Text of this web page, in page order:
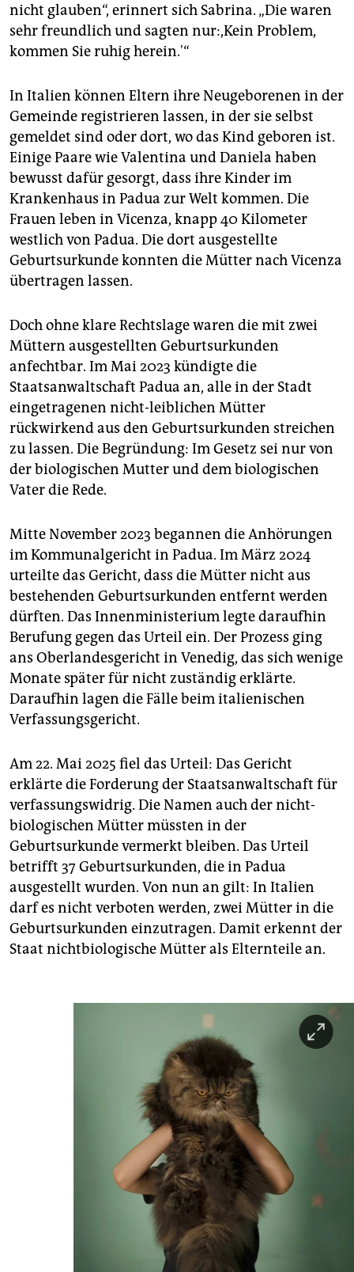
nicht glauben“, erinnert sich Sabrina. „Die waren
sehr freundlich und sagten nur:,Kein Problem,
kommen Sie ruhig herein.'“
In Italien können Eltern ihre Neugeborenen in der
Gemeinde registrieren lassen, in der sie selbst
gemeldet sind oder dort, wo das Kind geboren ist.
Einige Paare wie Valentina und Daniela haben
bewusst dafür gesorgt, dass ihre Kinder im
Krankenhaus in Padua zur Welt kommen. Die
Frauen leben in Vicenza, knapp 40 Kilometer
westlich von Padua. Die dort ausgestellte
Geburtsurkunde konnten die Mütter nach Vicenza
übertragen lassen.
Doch ohne klare Rechtslage waren die mit zwei
Müttern ausgestellten Geburtsurkunden
anfechtbar. Im Mai 2023 kündigte die
Staatsanwaltschaft Padua an, alle in der Stadt
eingetragenen nicht-leiblichen Mütter
rückwirkend aus den Geburtsurkunden streichen
zu lassen. Die Begründung: Im Gesetz sei nur von
der biologischen Mutter und dem biologischen
Vater die Rede.
Mitte November 2023 begannen die Anhörungen
im Kommunalgericht in Padua. Im März 2024
urteilte das Gericht, dass die Mütter nicht aus
bestehenden Geburtsurkunden entfernt werden
dürften. Das Innenministerium legte daraufhin
Berufung gegen das Urteil ein. Der Prozess ging
ans Oberlandesgericht in Venedig, das sich wenige
Monate später für nicht zuständig erklärte.
Daraufhin lagen die Fälle beim italienischen
Verfassungsgericht.
Am 22. Mai 2025 fiel das Urteil: Das Gericht
erklärte die Forderung der Staatsanwaltschaft für
verfassungswidrig. Die Namen auch der nicht­
biologischen Mütter müssten in der
Geburtsurkunde vermerkt bleiben. Das Urteil
betrifft 37 Geburtsurkunden, die in Padua
ausgestellt wurden. Von nun an gilt: In Italien
darf es nicht verboten werden, zwei Mütter in die
Geburtsurkunden einzutragen. Damit erkennt der
Staat nichtbiologische Mütter als Elternteile an.